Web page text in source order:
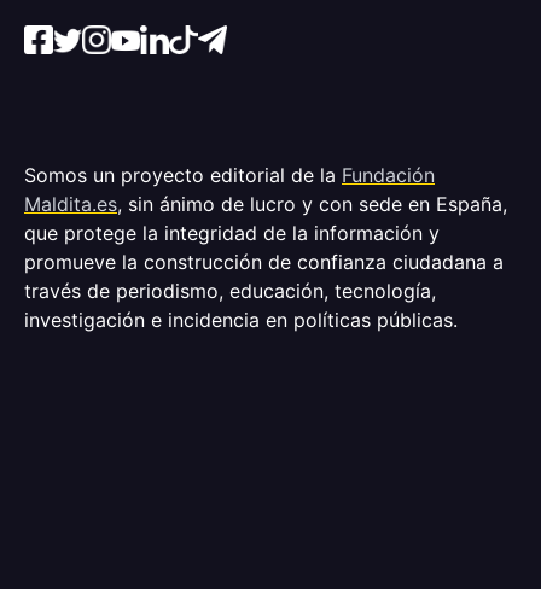
Somos un proyecto editorial de la Fundación
Maldita.es, sin ánimo de lucro y con sede en España,
que protege la integridad de la información y
promueve la construcción de confianza ciudadana a
través de periodismo, educación, tecnología,
investigación e incidencia en políticas públicas.